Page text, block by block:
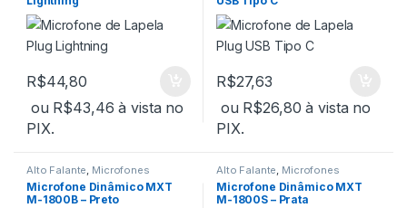
R$44,80
ou R$43,46 à vista no
PIX.
R$27,63
ou R$26,80 à vista no
PIX.
Alto Falante, Microfones
Microfone Dinâmico MXT
M-1800B – Preto
Alto Falante, Microfones
Microfone Dinâmico MXT
M-1800S – Prata